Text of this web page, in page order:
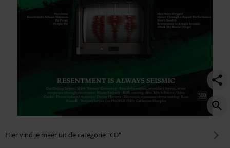
570017St.html
Hier vind je meer uit de categorie "CD"